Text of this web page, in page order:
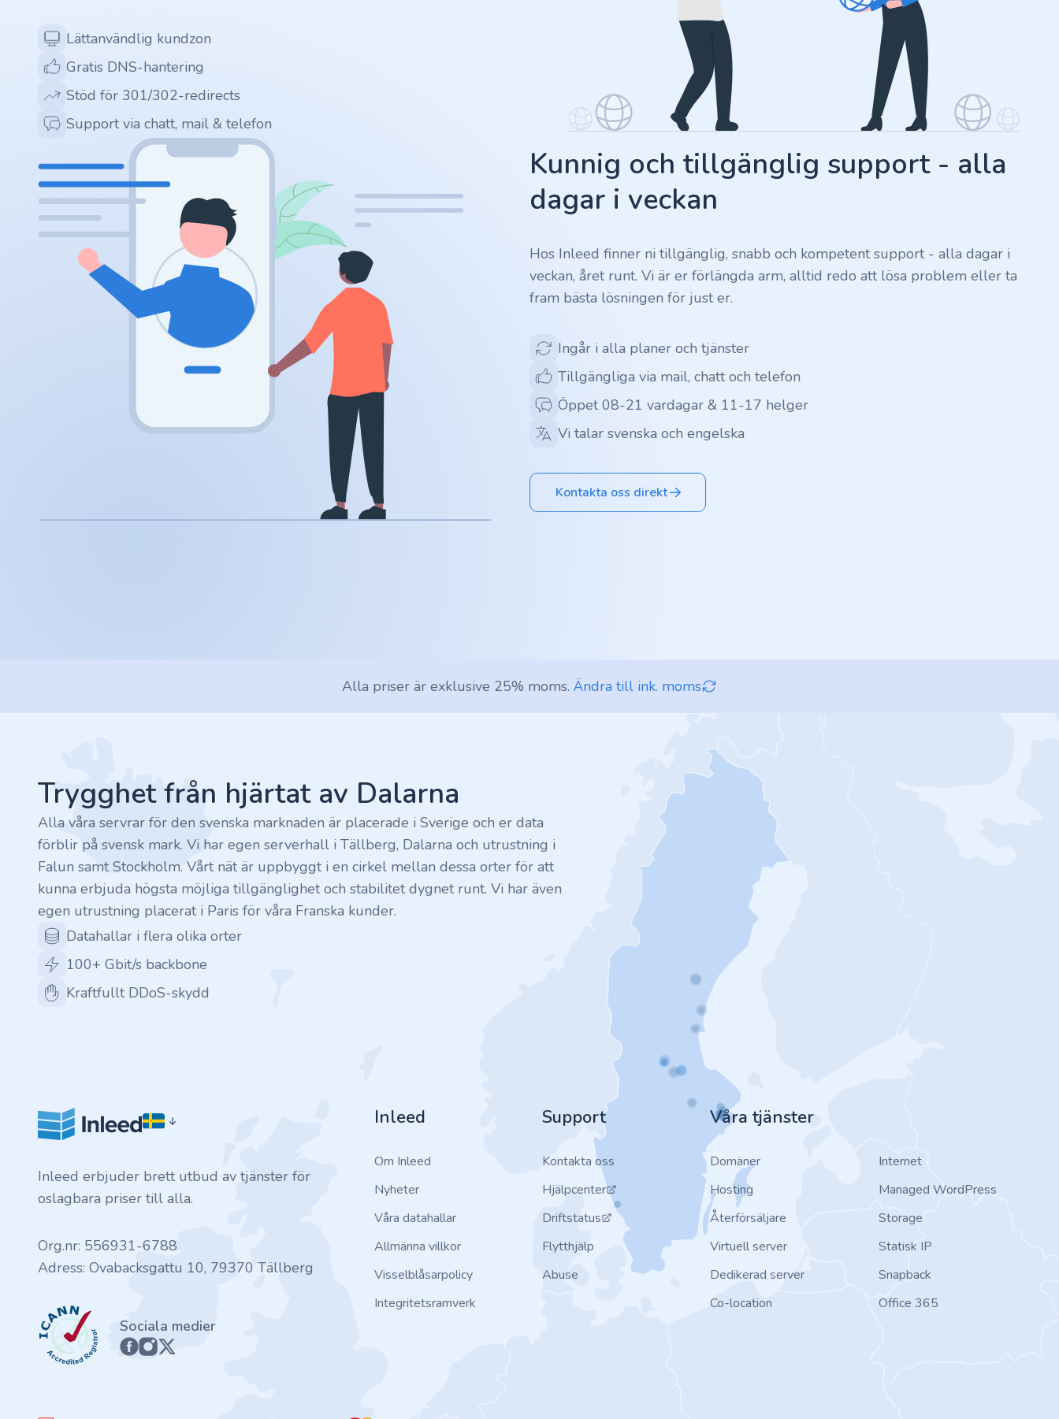
.ai
.website
.io
.ru
.ua
.ch
.ink
.email
.bz
.uk
.tennis
.shop
.cn
.re
.games
Lättanvändlig kundzon
Gratis DNS-hantering
Stöd för 301/302-redirects
Support via chatt, mail & telefon
Kunnig och tillgänglig support - alla
dagar i veckan
Hos Inleed finner ni tillgänglig, snabb och kompetent support - alla dagar i
veckan, året runt. Vi är er förlängda arm, alltid redo att lösa problem eller ta
fram bästa lösningen för just er.
Ingår i alla planer och tjänster
Tillgängliga via mail, chatt och telefon
Öppet 08-21 vardagar & 11-17 helger
Vi talar svenska och engelska
Kontakta oss direkt
Alla priser är exklusive 25% moms. Ändra till ink. moms
Trygghet från hjärtat av Dalarna
Alla våra servrar för den svenska marknaden är placerade i Sverige och er data
förblir på svensk mark. Vi har egen serverhall i Tällberg, Dalarna och utrustning i
Falun samt Stockholm. Vårt nät är uppbyggt i en cirkel mellan dessa orter för att
kunna erbjuda högsta möjliga tillgänglighet och stabilitet dygnet runt. Vi har även
egen utrustning placerat i Paris för våra Franska kunder.
Datahallar i flera olika orter
100+ Gbit/s backbone
Kraftfullt DDoS-skydd
Inleed erbjuder brett utbud av tjänster för
oslagbara priser till alla.
Org.nr: 556931-6788
Adress: Ovabacksgattu 10, 79370 Tällberg
ICANN
Sociala medier
Inleed
Om Inleed
Nyheter
Våra datahallar
Allmänna villkor
Visselblåsarpolicy
Integritetsramverk
Support
Kontakta oss
Hjälpcenter
Driftstatus
Flytthjälp
Abuse
Våra tjänster
Domäner
Hosting
Återförsäljare
Virtuell server
Dedikerad server
Co-location
Internet
Managed WordPress
Storage
Statisk IP
Snapback
Office 365